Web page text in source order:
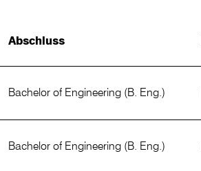
Abschluss
Bachelor of Engineering (B. Eng.)
Bachelor of Engineering (B. Eng.)